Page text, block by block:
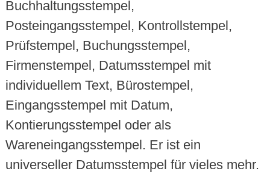
Buchhaltungsstempel,
Posteingangsstempel, Kontrollstempel,
Prüfstempel, Buchungsstempel,
Firmenstempel, Datumsstempel mit
individuellem Text, Bürostempel,
Eingangsstempel mit Datum,
Kontierungsstempel oder als
Wareneingangsstempel. Er ist ein
universeller Datumsstempel für vieles mehr.